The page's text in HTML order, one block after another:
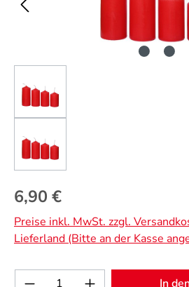
Regulärer Preis:
6,90 €
Preise inkl. MwSt. zzgl.
Lieferland (Bitte an der Kasse
In